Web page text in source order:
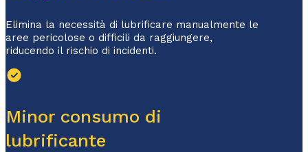
Elimina la necessità di lubrificare manualmente le
aree pericolose o difficili da raggiungere,
riducendo il rischio di incidenti.
Minor consumo di
lubrificante